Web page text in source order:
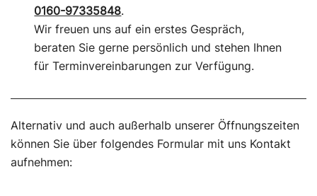
0160-97335848.
Wir freuen uns auf ein erstes Gespräch,
beraten Sie gerne persönlich und stehen Ihnen
für Terminvereinbarungen zur Verfügung.
Alternativ und auch außerhalb unserer Öffnungszeiten
können Sie über folgendes Formular mit uns Kontakt
aufnehmen: